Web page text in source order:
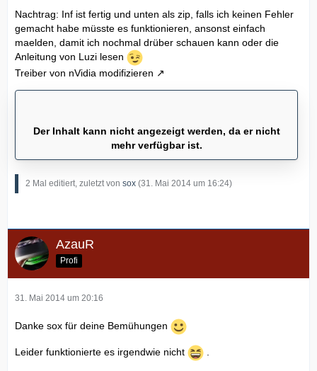
Nachtrag: Inf ist fertig und unten als zip, falls ich keinen Fehler
gemacht habe müsste es funktionieren, ansonst einfach
maelden, damit ich nochmal drüber schauen kann oder die
Anleitung von Luzi lesen
Treiber von nVidia modifizieren
Der Inhalt kann nicht angezeigt werden, da er nicht
mehr verfügbar ist.
2 Mal editiert, zuletzt von sox (31. Mai 2014 um 16:24)
AzauR
Profi
31. Mai 2014 um 20:16
Danke sox für deine Bemühungen
Leider funktionierte es irgendwie nicht .